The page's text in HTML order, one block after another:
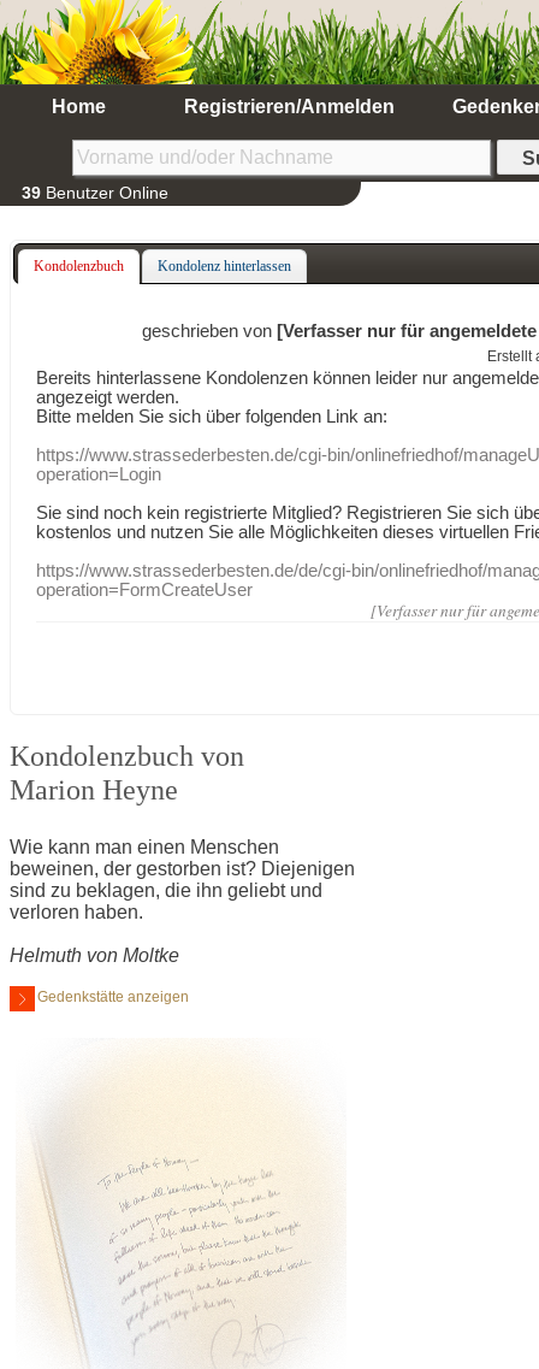
Home Registrieren/Anmelden
39 Benutzer Online
Kondolenzbuch Kondolenz hinterlassen
geschrieben von [Verfasser nur für
Erstellt
Bereits hinterlassene Kondolenzen können leider nur
angezeigt werden.
Bitte melden Sie sich über folgenden Link an:
https://www.strassederbesten.de/cgi-bin/onlinefriedhof/
operation=Login
Sie sind noch kein registrierte Mitglied? Registrieren Sie sich
kostenlos und nutzen Sie alle Möglichkeiten dieses virtuellen
https://www.strassederbesten.de/de/cgi-bin/onlinefriedhof/
operation=FormCreateUser
[Verfasser nur für
Kondolenzbuch von
Marion Heyne
Wie kann man einen Menschen
beweinen, der gestorben ist? Diejenigen
sind zu beklagen, die ihn geliebt und
verloren haben.
Helmuth von Moltke
Gedenkstätte anzeigen